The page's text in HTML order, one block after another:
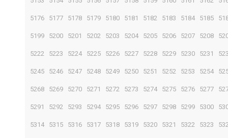
5176 5177 5178 5179 5180 5181 5182 5183 5184 5185
5199 5200 5201 5202 5203 5204 5205 5206 5207 5208
5222 5223 5224 5225 5226 5227 5228 5229 5230 5231
5245 5246 5247 5248 5249 5250 5251 5252 5253 5254
5268 5269 5270 5271 5272 5273 5274 5275 5276 5277
5291 5292 5293 5294 5295 5296 5297 5298 5299 5300
5314 5315 5316 5317 5318 5319 5320 5321 5322 5323